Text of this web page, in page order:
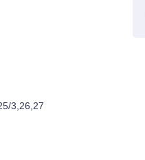
3,26,27